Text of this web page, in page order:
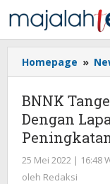
ke
konten
Homepage »
BNNK
Dengan
25 Mei 2022 | 16:48
oleh Redaksi